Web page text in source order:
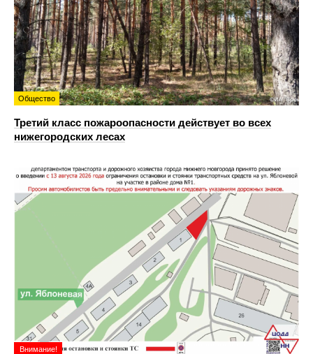
Общество
Третий класс пожароопасности действует во всех
нижегородских лесах
Внимание!